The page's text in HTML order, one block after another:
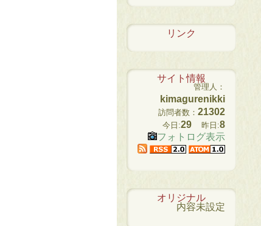
リンク
サイト情報
管理人：
kimagurenikki
訪問者数： 21302
今日:29 昨日:8
フォトログ表示
オリジナル
内容未設定